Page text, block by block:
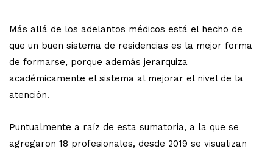
Más allá de los adelantos médicos está el hecho de
que un buen sistema de residencias es la mejor forma
de formarse, porque además jerarquiza
académicamente el sistema al mejorar el nivel de la
atención.
Puntualmente a raíz de esta sumatoria, a la que se
agregaron 18 profesionales, desde 2019 se visualizan